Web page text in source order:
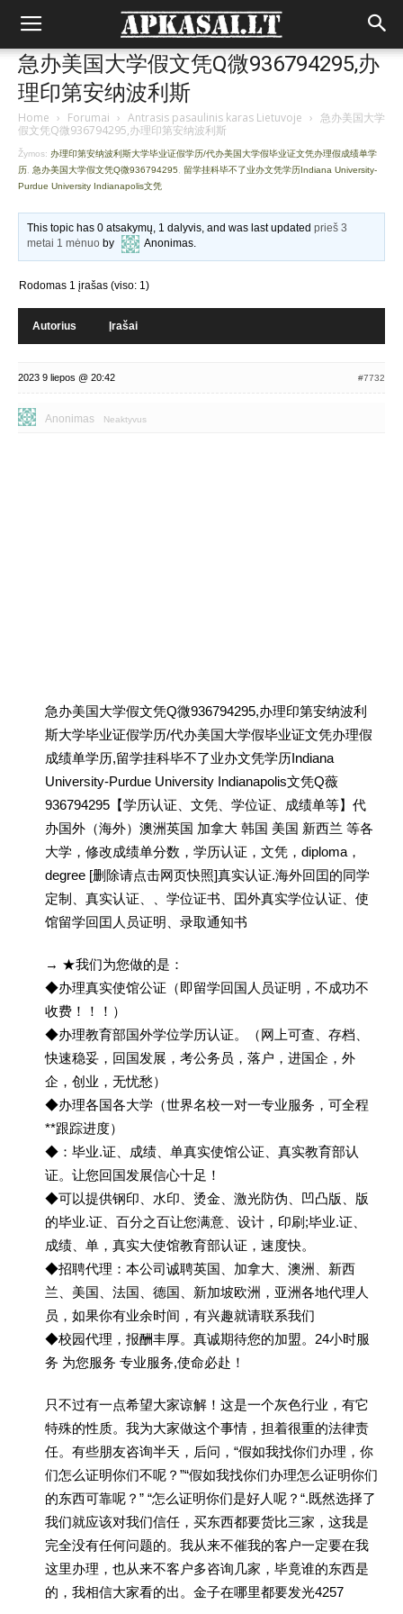
急办美国大学假文凭Q微936794295,办
理印第安纳波利斯
Home › Forumai › Antrasis pasaulinis karas Lietuvoje › 急办美国大学
假文凭Q微936794295,办理印第安纳波利斯
Žymos: 办理印第安纳波利斯大学毕业证假学历/代办美国大学假毕业证文凭办理假成绩单学
历 急办美国大学假文凭Q微936794295
留学挂科毕不了业办文凭学历Indiana University-
Purdue University Indianapolis文凭
This topic has 0 atsakymų, 1 dalyvis, and was last updatedprieš 3
metai 1 mėnuo by Anonimas.
Rodomas 1 įrašas (viso: 1)
Autorius Įrašai
2023 9 liepos @ 20:42 #7732
Anonimas Neaktyvus
急办美国大学假文凭Q微936794295,办理印第安纳波利
斯大学毕业证假学历/代办美国大学假毕业证文凭办理假
成绩单学历,留学挂科毕不了业办文凭学历Indiana
University-Purdue University Indianapolis文凭Q薇
936794295【学历认证、文凭、学位证、成绩单等】代
办国外（海外）澳洲英国 加拿大 韩国 美国 新西兰 等各
大学，修改成绩单分数，学历认证，文凭，diploma，
degree [删除请点击网页快照]真实认证.海外回囯的同学
定制、真实认证、、学位证书、囯外真实学位认证、使
馆留学回囯人员证明、录取通知书
→ ★我们为您做的是：
◆办理真实使馆公证（即留学回国人员证明，不成功不
收费！！！）
◆办理教育部国外学位学历认证。（网上可查、存档、
快速稳妥，回国发展，考公务员，落户，进国企，外
企，创业，无忧愁）
◆办理各国各大学（世界名校一对一专业服务，可全程
**跟踪进度）
◆：毕业.证、成绩、单真实使馆公证、真实教育部认
证。让您回国发展信心十足！
◆可以提供钢印、水印、烫金、激光防伪、凹凸版、版
的毕业.证、百分之百让您满意、设计，印刷;毕业.证、
成绩、单，真实大使馆教育部认证，速度快。
◆招聘代理：本公司诚聘英国、加拿大、澳洲、新西
兰、美国、法国、德国、新加坡欧洲，亚洲各地代理人
员，如果你有业余时间，有兴趣就请联系我们
◆校园代理，报酬丰厚。真诚期待您的加盟。24小时服
务 为您服务 专业服务,使命必赴！
只不过有一点希望大家谅解！这是一个灰色行业，有它
特殊的性质。我为大家做这个事情，担着很重的法律责
任。有些朋友咨询半天，后问，“假如我找你们办理，你
们怎么证明你们不呢？”“假如我找你们办理怎么证明你们
的东西可靠呢？” “怎么证明你们是好人呢？“.既然选择了
我们就应该对我们信任，买东西都要货比三家，这我是
完全没有任何问题的。我从来不催我的客户一定要在我
这里办理，也从来不客户多咨询几家，毕竟谁的东西是
的，我相信大家看的出。金子在哪里都要发光4257